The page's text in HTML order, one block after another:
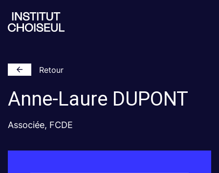
Retour
Anne-Laure DUPONT
Associée, FCDE